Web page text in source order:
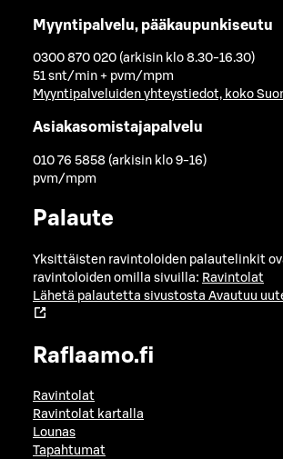
Myyntipalvelu, pääkaupunkiseutu
0300 870 020 (arkisin klo 8.30-16.30)
51 snt/min + pvm/mpm
Myyntipalveluiden yhteystiedot, koko
Asiakasomistajapalvelu
010 76 5858 (arkisin klo 9-16)
pvm/mpm
Palaute
Yksittäisten ravintoloiden palautelinkit
ravintoloiden omilla sivuilla: Ravintolat
Lähetä palautetta sivustosta Avautuu
Raflaamo.fi
Ravintolat
Ravintolat kartalla
Lounas
Tapahtumat